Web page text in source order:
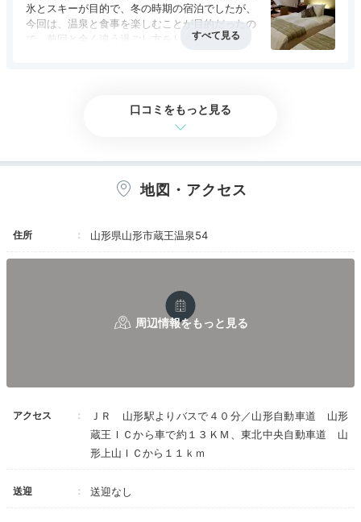
氷とスキーが目的で、冬の時期の宿泊でしたが、
今回は、温泉と食事を楽しむことが目的だったの
で、前回と全く違う過ごし方をしました。歴史あ
口コミをもっと見る
地図・アクセス
住所 山形県山形市蔵王温泉54
アクセス
ＪＲ 山形駅よりバスで４０分／山形自動車道 山形
蔵王ＩＣから車で約１３ＫＭ、東北中央自動車道 山
形上山ＩＣから１１ｋｍ
送迎 送迎なし